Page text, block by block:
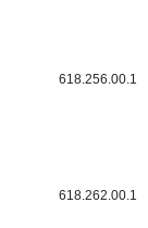
618.256.00.1
618.262.00.1